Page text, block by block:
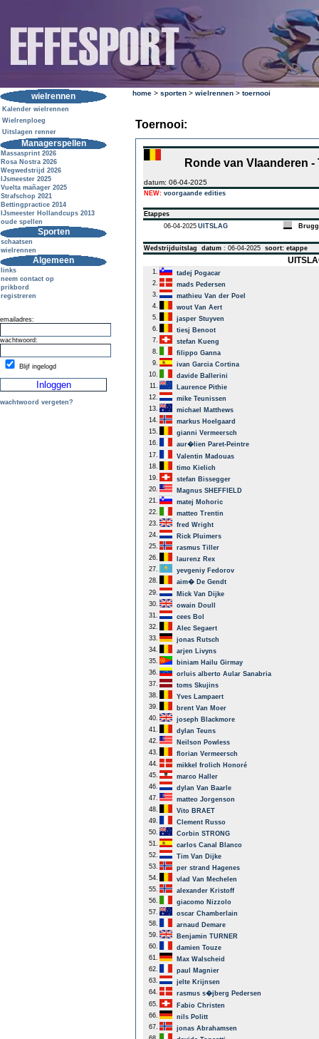
wielrennen
Kalender wielrennen
Wielrenploeg
Uitslagen renner
Managerspellen
Massasprint 2026
Rosa Nostra 2026
Wegwedstrijd 2026
IJsmeester 2025
Vuelta mañager 2025
Strafschop 2021
Bettingpractice 2014
IJsmeester Hollandcups 2013
oude spellen
Sporten
schaatsen
wielrennen
Algemeen
links
neem contact op
prikbord
registreren
emailadres:
wachtwoord:
Blijf ingelogd
wachtwoord vergeten?
home > sporten > wielrennen > toernooi
Toernooi:
Ronde van Vlaanderen
datum: 06-04-2025
NEW: voorgaande edities
Etappes
06-04-2025 UITSLAG
Wedstrijduitslag datum : 06-04-2025 soort: etappe
1.
tadej Pogacar
2.
mads Pedersen
3.
mathieu Van der Poel
4.
wout Van Aert
5.
jasper Stuyven
6.
tiesj Benoot
7.
stefan Kueng
8.
filippo Ganna
9.
ivan Garcia Cortina
10.
davide Ballerini
11.
Laurence Pithie
12.
mike Teunissen
13.
michael Matthews
14.
markus Hoelgaard
15.
gianni Vermeersch
16.
aur�lien Paret-Peintre
17.
Valentin Madouas
18.
timo Kielich
19.
stefan Bissegger
20.
Magnus SHEFFIELD
21.
matej Mohoric
22.
matteo Trentin
23.
fred Wright
24.
Rick Pluimers
25.
rasmus Tiller
26.
laurenz Rex
27.
yevgeniy Fedorov
28.
aim� De Gendt
29.
Mick Van Dijke
30.
owain Doull
31.
cees Bol
32.
Alec Segaert
33.
jonas Rutsch
34.
arjen Livyns
35.
biniam Hailu Girmay
36.
orluis alberto Aular Sanabria
37.
toms Skujins
38.
Yves Lampaert
39.
brent Van Moer
40.
joseph Blackmore
41.
dylan Teuns
42.
Neilson Powless
43.
florian Vermeersch
44.
mikkel frolich Honoré
45.
marco Haller
46.
dylan Van Baarle
47.
matteo Jorgenson
48.
Vito BRAET
49.
Clement Russo
50.
Corbin STRONG
51.
carlos Canal Blanco
52.
Tim Van Dijke
53.
per strand Hagenes
54.
vlad Van Mechelen
55.
alexander Kristoff
56.
giacomo Nizzolo
57.
oscar Chamberlain
58.
arnaud Demare
59.
Benjamin TURNER
60.
damien Touze
61.
Max Walscheid
62.
paul Magnier
63.
jelte Krijnsen
64.
rasmus s�jberg Pedersen
65.
Fabio Christen
66.
nils Politt
67.
jonas Abrahamsen